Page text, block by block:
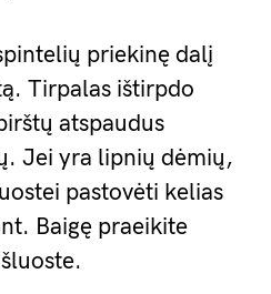
priekinę dalį
Tirpalas ištirpdo
atspaudus
Jei yra lipnių dėmių,
pastovėti kelias
Baigę praeikite